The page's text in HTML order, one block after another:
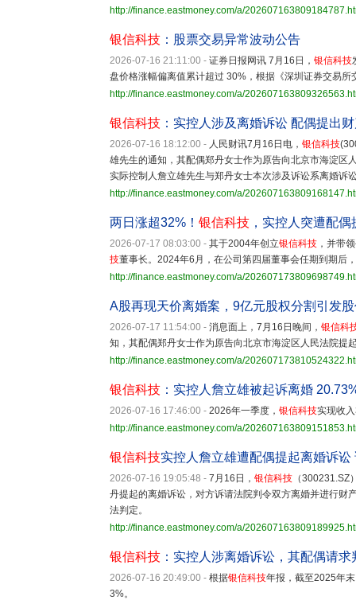
http://finance.eastmoney.com/a/
银信科技 ：股票交易异常波动公告
2026-07-16 21:11:00 - 证券日报网讯 7月16日， 银信科技
盘价格涨幅偏离值累计超过 30%，根据《深圳证券交易
http://finance.eastmoney.com/a/
银信科技 ：实控人涉及离婚诉讼 配偶提出
2026-07-16 18:12:00 - 人民财讯7月16日电， 银信科技
雄先生的通知，其配偶郑丹女士作为原告向北京市海淀区
实际控制人詹立雄先生与郑丹女士本次涉及诉讼系离婚诉
http://finance.eastmoney.com/a/
两日涨超32%！ 银信科技 ，实控人突遭配
2026-07-17 08:03:00 - 其于2004年创立银信科技 ，并带
技董事长。2024年6月，在公司第四届董事会任期到期后
http://finance.eastmoney.com/a/
A股再现天价离婚案，9亿元股权分割引发
2026-07-17 11:54:00 - 消息面上，7月16日晚间， 银信科
知，其配偶郑丹女士作为原告向北京市海淀区人民法院提
http://finance.eastmoney.com/a/
银信科技 ：实控人詹立雄被起诉离婚
2026-07-16 17:46:00 - 2026年一季度， 银信科技实现收
http://finance.eastmoney.com/a/
银信科技实控人詹立雄遭配偶提起离婚诉
2026-07-16 19:05:48 - 7月16日， 银信科技 （
丹提起的离婚诉讼，对方诉请法院判令双方离婚并进行财
法判定。
http://finance.eastmoney.com/a/
银信科技 ：实控人涉离婚诉讼，其配偶请
2026-07-16 20:49:00 - 根据银信科技年报，截至2025年
3%。